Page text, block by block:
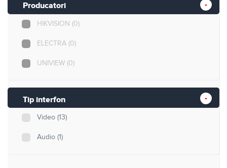
Producatori
HIKVISION (0)
ELECTRA (0)
UNIVIEW (0)
Tip interfon
Video (13)
Audio (1)